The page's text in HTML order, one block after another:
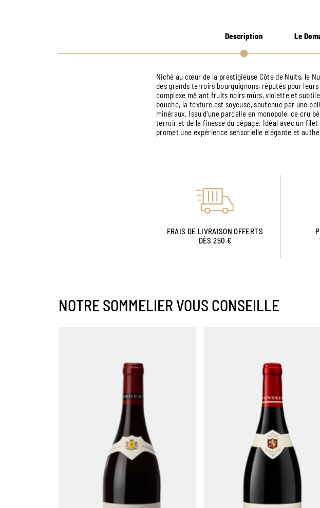
Description Le
Niché au cœur de la prestigieuse Côte de Nuits, le
des grands terroirs bourguignons, réputés pour
complexe mêlant fruits noirs mûrs, violette et
bouche, la texture est soyeuse, soutenue par une
minéraux. Issu d’une parcelle en monopole, ce cru
terroir et de la finesse du cépage. Idéal avec un
promet une expérience sensorielle élégante et
FRAIS DE LIVRAISON OFFERTS
DÈS 250 €
NOTRE SOMMELIER VOUS CONSEILLE